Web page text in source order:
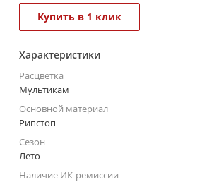
Купить в 1 клик
Характеристики
Расцветка
Мультикам
Основной материал
Рипстоп
Сезон
Лето
Наличие ИК-ремиссии